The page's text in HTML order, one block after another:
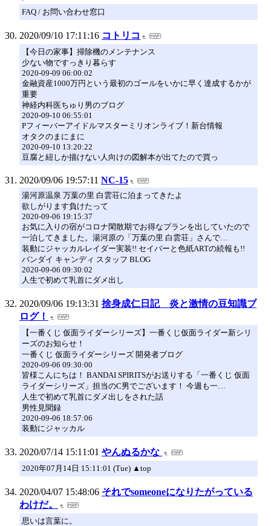
FAQ / お問い合わせ窓口
2020/09/10 17:11:16 コトリコ
【今日の家事】掃除機のメンテナンス
少ない物ですっきり暮らす
2020-09-09 06:00:02
金融資産1000万円という最初のゴールをいかに早く達成するかが
重要
神経内科医ちゅり男のブログ
2020-09-10 06:55:01
Pフィーバーアイドルマスターミリオンライブ！新台情報
オタクのまにまに
2020-09-10 13:20:22
豆腐と紐しか描けない人向けの図解本が出てたので買っ
2020/09/06 19:57:11 NC-15
湯河原温泉 万葉の里 白雲荘に泊まってきたよ
欲しがります負けたって
2020-09-06 19:15:37
お気に入りの宿がコロナ閑散期でお得なプランを出していたので
一泊してきました。湯河原の「万葉の里 白雲荘」さんで…
装動にジャッカルレイダー実装!! セイバーと色紙ARTの続報も!!
バンダイ キャンディ スタッフ BLOG
2020-09-06 09:30:02
人生で初めて乳首にダメ出し
2020/09/06 19:13:31 捨身成仁日記 炎と激情の豆知識ブ
ログ！
【一番くじ 仮面ライダーシリーズ】一番くじ仮面ライダー新シリ
ーズのお知らせ！
一番くじ 仮面ライダーシリーズ 開発者ブログ
2020-09-06 09:30:00
皆様こんにちは！ BANDAI SPIRITSがお送りする「一番くじ 仮面
ライダーシリーズ」担当のC男でございます！ 今週も一…
人生で初めて乳首にダメ出しをされた話
男性見聞録
2020-09-06 18:57:06
装動にジャッカル
2020/07/14 15:11:01 やんぬるかな
2020年07月14日 15:11:01 (Tue) ▲top
2020/04/07 15:48:06 それでsomeoneになりたがっている
わけだ。
思いは言葉に。